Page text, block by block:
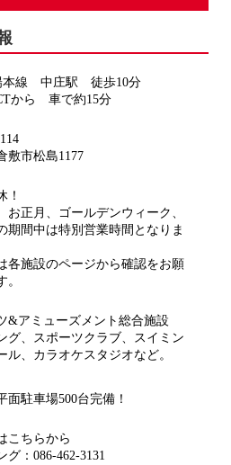
本線 中庄駅 徒歩10分
から 車で約15分
敷市松島1177
！
お正月、ゴールデンウィーク、
期間中は特別営業時間となりま
各施設のページから確認をお願
。
&アミューズメント総合施設
グ、 スポーツクラブ、 スイミン
ル、 カラオケスタジオなど。
面駐車場500台完備！
こちらから
グ：086-462-3131